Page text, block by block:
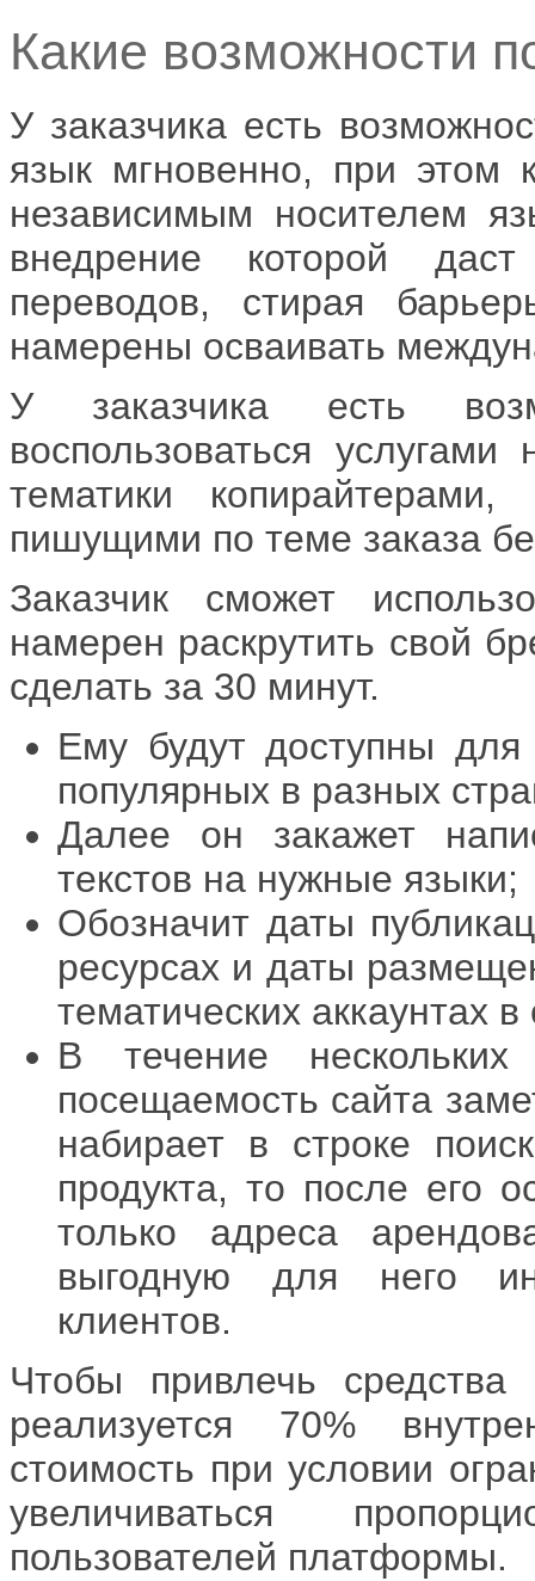
Какие возможности
У заказчика есть
язык мгновенно, при этом
независимым носителем
внедрение которой
переводов, стирая
намерены осваивать
У заказчика есть
воспользоваться
тематики
пишущими по теме заказа
Заказчик сможет
намерен раскрутить свой
сделать за 30 минут.
Ему будут доступны
популярных в разных
Далее он закажет
текстов на нужные языки;
Обозначит даты
ресурсах и даты
тематических аккаунтах в
В течение
посещаемость сайта
набирает в строке
продукта, то после его
только адреса
выгодную для него
клиентов.
Чтобы привлечь
реализуется 70%
стоимость при условии
увеличиваться
пользователей платформы.